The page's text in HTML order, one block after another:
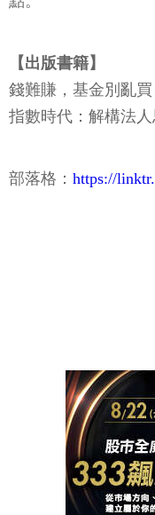
【出版書籍】
錢難賺，基金別亂買
指數時代：解構法
部落格： https://